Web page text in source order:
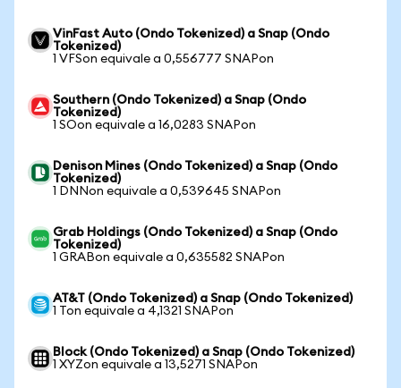
VinFast Auto (Ondo Tokenized) a Snap (Ondo
Tokenized)
1 VFSon equivale a 0,556777 SNAPon
Southern (Ondo Tokenized) a Snap (Ondo
Tokenized)
1 SOon equivale a 16,0283 SNAPon
Denison Mines (Ondo Tokenized) a Snap (Ondo
Tokenized)
1 DNNon equivale a 0,539645 SNAPon
Grab Holdings (Ondo Tokenized) a Snap (Ondo
Tokenized)
1 GRABon equivale a 0,635582 SNAPon
AT&T (Ondo Tokenized) a Snap (Ondo Tokenized)
1 Ton equivale a 4,1321 SNAPon
Block (Ondo Tokenized) a Snap (Ondo Tokenized)
1 XYZon equivale a 13,5271 SNAPon